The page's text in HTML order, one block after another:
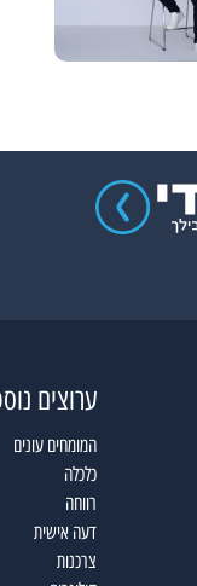
ערוצים
המומחים עונים
כלכלה
רווחה
דעה אישית
צרכנות